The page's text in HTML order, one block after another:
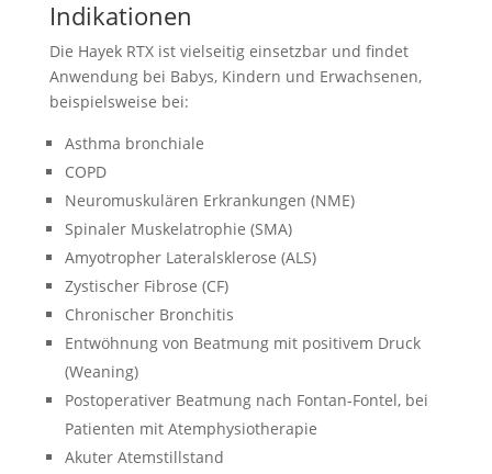
Indikationen
Die Hayek RTX ist vielseitig einsetzbar und findet
Anwendung bei Babys, Kindern und Erwachsenen,
beispielsweise bei:
Asthma bronchiale
COPD
Neuromuskulären Erkrankungen (NME)
Spinaler Muskelatrophie (SMA)
Amyotropher Lateralsklerose (ALS)
Zystischer Fibrose (CF)
Chronischer Bronchitis
Entwöhnung von Beatmung mit positivem Druck
(Weaning)
Postoperativer Beatmung nach Fontan-Fontel, bei
Patienten mit Atemphysiotherapie
Akuter Atemstillstand